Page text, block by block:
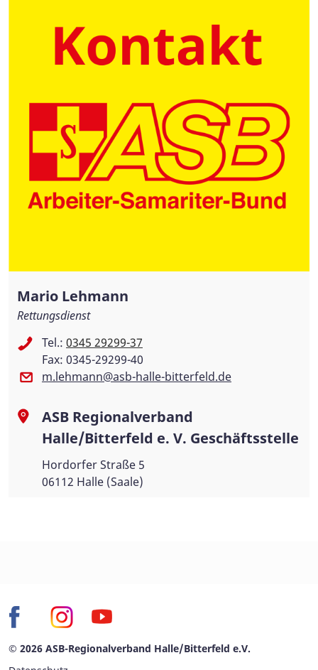
Mario Lehmann
Rettungsdienst
Tel.: 0345 29299-37
Fax: 0345-29299-40
m.lehmann@asb-halle-bitterfeld.de
ASB Regionalverband
Halle/Bitterfeld e. V. Geschäftsstelle
Hordorfer Straße 5
06112 Halle (Saale)
© 2026 ASB-Regionalverband Halle/Bitterfeld e.V.